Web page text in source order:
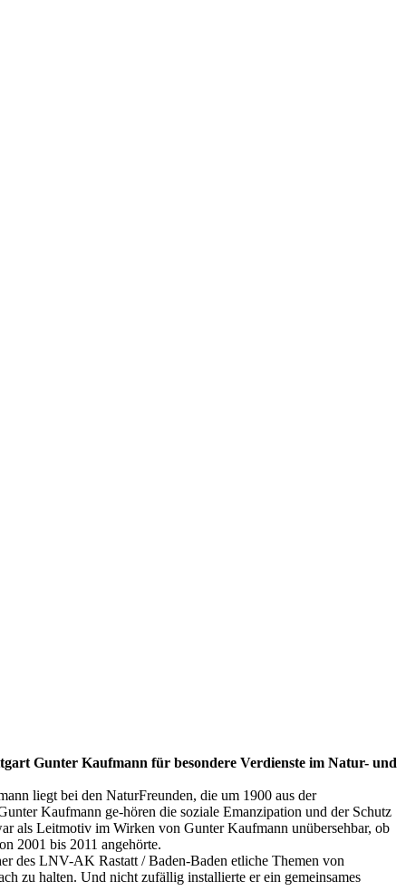
Gunter Kaufmann für besondere Verdienste im Natur- und
liegt bei den NaturFreunden, die um 1900 aus der
Kaufmann ge-hören die soziale Emanzipation und der Schutz
als Leitmotiv im Wirken von Gunter Kaufmann unübersehbar, ob
2001 bis 2011 angehörte.
des LNV-AK Rastatt / Baden-Baden etliche Themen von
zu halten. Und nicht zufällig installierte er ein gemeinsames